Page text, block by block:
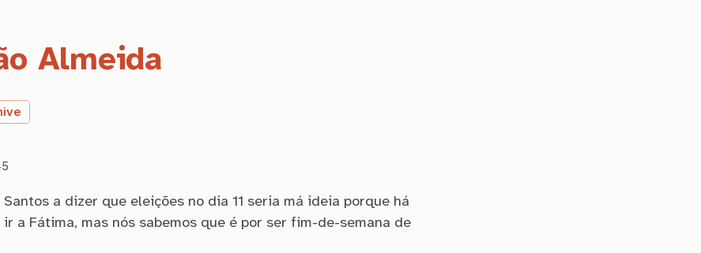
Almeida
Santos a dizer que eleições no dia 11 seria má ideia porque há
a Fátima, mas nós sabemos que é por ser fim-de-semana de